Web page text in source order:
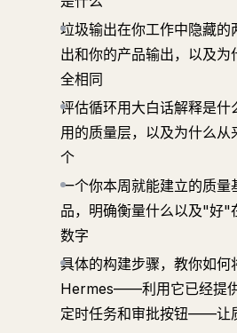
垃圾输出在你工作中隐藏的
出和你的产品输出，以及
全相同
评估循环用大白话解释是
用的质量层，以及为什么
个
一个你本周就能建立的质量
品，明确衡量什么以及"好"
数字
具体的构建步骤，教你如何
Hermes——利用它已经提供
定时任务和审批按钮——让